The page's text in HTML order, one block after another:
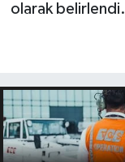
olarak belirlendi.